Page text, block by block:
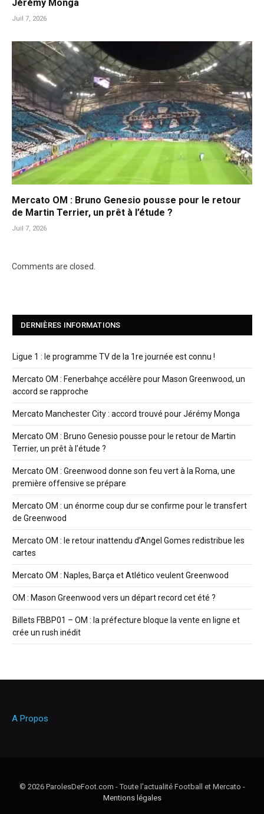
Jérémy Monga
Juil 7, 2026
Mercato OM : Bruno Genesio pousse pour le retour
de Martin Terrier, un prêt à l’étude ?
Juil 7, 2026
Comments are closed.
DERNIÈRES INFORMATIONS
Ligue 1 : le programme TV de la 1re journée est connu !
Mercato OM : Fenerbahçe accélère pour Mason Greenwood, un
accord se rapproche
Mercato Manchester City : accord trouvé pour Jérémy Monga
Mercato OM : Bruno Genesio pousse pour le retour de Martin
Terrier, un prêt à l’étude ?
Mercato OM : Greenwood donne son feu vert à la Roma, une
première offensive se prépare
Mercato OM : un énorme coup dur se confirme pour le transfert
de Greenwood
Mercato OM : le retour inattendu d’Angel Gomes redistribue les
cartes
Mercato OM : Naples, Barça et Atlético veulent Greenwood
OM : Mason Greenwood vers un départ record cet été ?
Billets FBBP01 – OM : la préfecture bloque la vente en ligne et
crée un rush inédit
A Propos
© 2026 ParolesDeFoot.com - Toute l'actualité Football et Mercato -
Mentions légales